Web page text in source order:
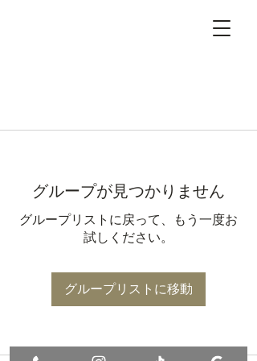
グループが見つかりません
グループリストに戻って、もう一度お
試しください。
グループリストに移動